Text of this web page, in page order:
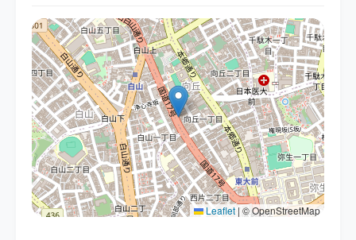
Leaflet | © OpenStreetMap